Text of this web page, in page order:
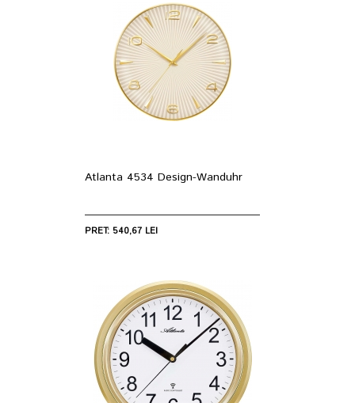
Atlanta 4534 Design-Wanduhr
PRET: 540,67 LEI